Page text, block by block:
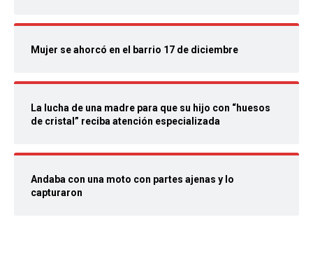
Mujer se ahorcó en el barrio 17 de diciembre
La lucha de una madre para que su hijo con “huesos
de cristal” reciba atención especializada
Andaba con una moto con partes ajenas y lo
capturaron